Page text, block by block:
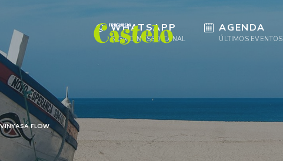
WHATSAPP
SIGA O NOSSO CANAL
AGENDA
ÚLTIMOS EVENTOS
FLOW